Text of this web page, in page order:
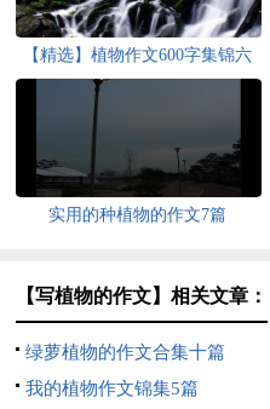
【精选】植物作文600字集锦六
实用的种植物的作文7篇
【写植物的作文】相关文章：
绿萝植物的作文合集十篇
我的植物作文锦集5篇